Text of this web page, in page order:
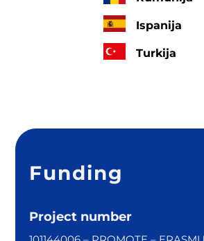
Ispanija
Turkija
Funding
Project number